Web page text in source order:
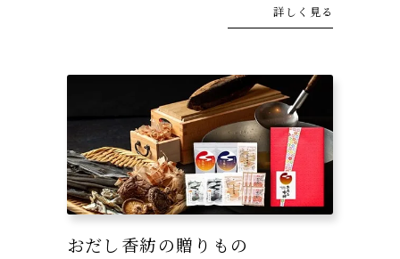
詳しく見る
おだし香紡の贈りもの